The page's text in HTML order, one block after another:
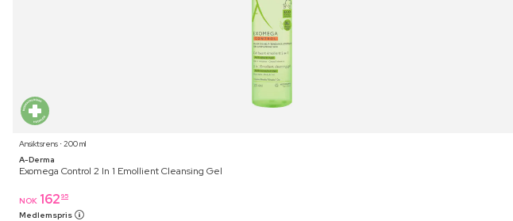
Ansiktsrens ⋅ 200 ml
A-Derma
Exomega Control 2 In 1 Emollient Cleansing Gel
NOK 162 95
Medlemspris